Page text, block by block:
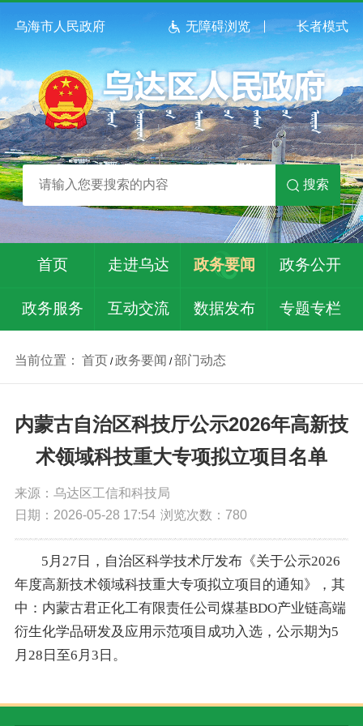
乌海市人民政府 无障碍浏览 长者模式
搜索
首页 走进乌达 政务要闻 政务公开
政务服务 互动交流 数据发布 专题专栏
当前位置： 首页 /政务要闻 /部门动态
内蒙古自治区科技厅公示2026年高新技
术领域科技重大专项拟立项目名单
来源：乌达区工信和科技局
日期：2026-05-28 17:54 浏览次数： 780
5 月27 日 ， 自治区科学技术厅发布 《关于公示2026
年度高新技术领域科技重大专项拟立项目的通知》 ， 其
中：内蒙古君正化工有限责任公司煤基BDO产业链高端
衍生化学品研发及应用示范项目成功入选， 公示期为5
月 28 日至6 月 3 日 。